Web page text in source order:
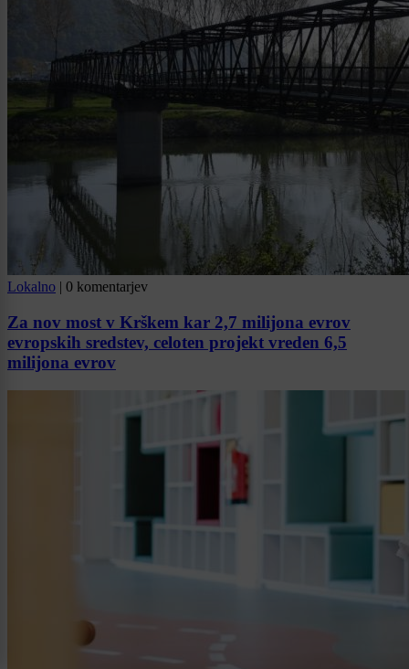
Lokalno | 0 komentarjev
Za nov most v Krškem kar 2,7 milijona evrov
evropskih sredstev, celoten projekt vreden 6,5
milijona evrov